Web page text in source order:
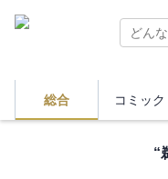
総合 コミック
“